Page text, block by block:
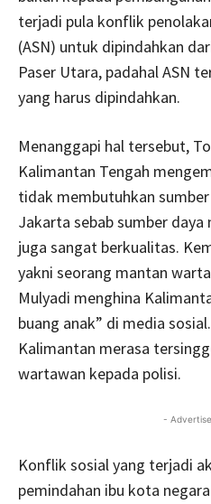
terjadi pula konflik
(ASN) untuk dipindahkan
Paser Utara, padahal ASN
yang harus dipindahkan.
Menanggapi hal tersebut,
Kalimantan Tengah
tidak membutuhkan
Jakarta sebab sumber daya
juga sangat berkualitas.
yakni seorang mantan
Mulyadi menghina
buang anak” di media
Kalimantan merasa
wartawan kepada polisi.
-
Konflik sosial yang terjadi
pemindahan ibu kota